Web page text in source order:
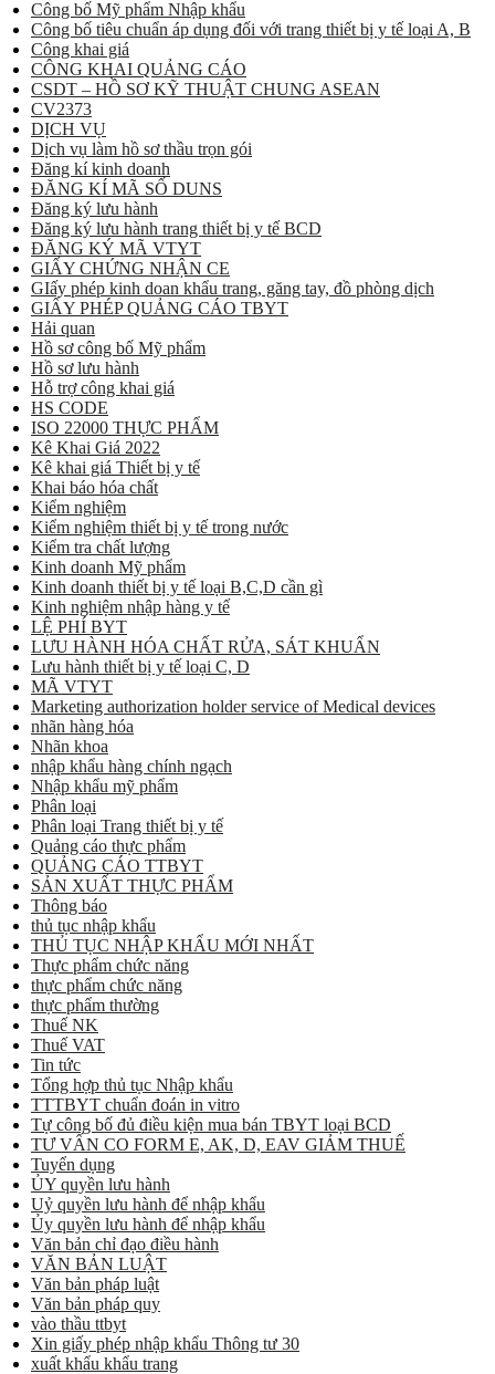
Công bố Mỹ phẩm Nhập khẩu
Công bố tiêu chuẩn áp dụng đối với trang thiết bị y tế loại A, B
Công khai giá
CÔNG KHAI QUẢNG CÁO
CSDT – HỒ SƠ KỸ THUẬT CHUNG ASEAN
CV2373
DỊCH VỤ
Dịch vụ làm hồ sơ thầu trọn gói
Đăng kí kinh doanh
ĐĂNG KÍ MÃ SỐ DUNS
Đăng ký lưu hành
Đăng ký lưu hành trang thiết bị y tế BCD
ĐĂNG KÝ MÃ VTYT
GIẤY CHỨNG NHẬN CE
GIấy phép kinh doan khẩu trang, găng tay, đồ phòng dịch
GIẤY PHÉP QUẢNG CÁO TBYT
Hải quan
Hồ sơ công bố Mỹ phẩm
Hồ sơ lưu hành
Hỗ trợ công khai giá
HS CODE
ISO 22000 THỰC PHẨM
Kê Khai Giá 2022
Kê khai giá Thiết bị y tế
Khai báo hóa chất
Kiểm nghiệm
Kiểm nghiệm thiết bị y tế trong nước
Kiểm tra chất lượng
Kinh doanh Mỹ phẩm
Kinh doanh thiết bị y tế loại B,C,D cần gì
Kinh nghiệm nhập hàng y tế
LỆ PHÍ BYT
LƯU HÀNH HÓA CHẤT RỬA, SÁT KHUẨN
Lưu hành thiết bị y tế loại C, D
MÃ VTYT
Marketing authorization holder service of Medical devices
nhãn hàng hóa
Nhãn khoa
nhập khẩu hàng chính ngạch
Nhập khẩu mỹ phẩm
Phân loại
Phân loại Trang thiết bị y tế
Quảng cáo thực phẩm
QUẢNG CÁO TTBYT
SẢN XUẤT THỰC PHẨM
Thông báo
thủ tục nhập khẩu
THỦ TỤC NHẬP KHẨU MỚI NHẤT
Thực phẩm chức năng
thực phẩm chức năng
thực phẩm thường
Thuế NK
Thuế VAT
Tin tức
Tổng hợp thủ tục Nhập khẩu
TTTBYT chuẩn đoán in vitro
Tự công bố đủ điều kiện mua bán TBYT loại BCD
TƯ VẤN CO FORM E, AK, D, EAV GIẢM THUẾ
Tuyển dụng
ỦY quyền lưu hành
Uỷ quyền lưu hành để nhập khẩu
Ủy quyền lưu hành để nhập khẩu
Văn bản chỉ đạo điều hành
VĂN BẢN LUẬT
Văn bản pháp luật
Văn bản pháp quy
vào thầu ttbyt
Xin giấy phép nhập khẩu Thông tư 30
xuất khẩu khẩu trang